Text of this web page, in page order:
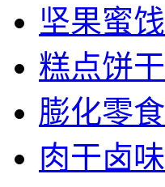
坚果蜜饯
糕点饼干
膨化零食
肉干卤味